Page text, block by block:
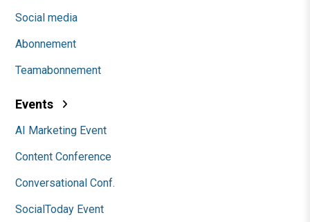
Social media
Abonnement
Teamabonnement
Events
AI Marketing Event
Content Conference
Conversational Conf.
SocialToday Event